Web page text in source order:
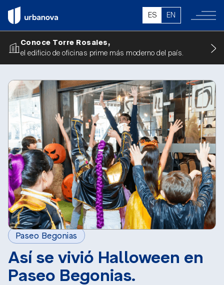
ES EN
Conoce Torre Rosales,
el edificio de oficinas prime más moderno del país.
Paseo Begonias
Así se vivió Halloween en
Paseo Begonias.